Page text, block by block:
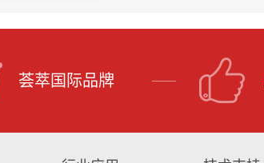
荟萃国际品牌